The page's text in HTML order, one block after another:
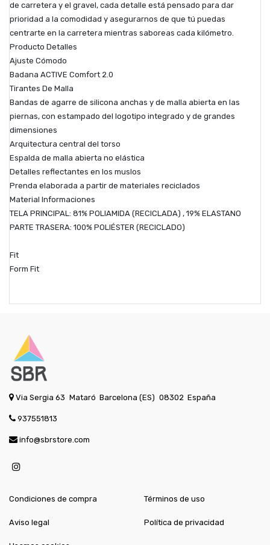
de carretera y el gravel, cada detalle está pensado para dar
prioridad a la comodidad y asegurarnos de que tú puedas
centrarte en la carretera mientras saboreas cada kilómetro.
Producto Detalles
Ajuste Cómodo
Badana ACTIVE Comfort 2.0
Tirantes De Malla
Bandas de agarre de silicona anchas y de malla abierta en las
piernas, con estampado del logotipo integrado y de grandes
dimensiones
Arquitectura central del torso
Espalda de malla abierta no elástica
Detalles reflectantes en los muslos
Prenda elaborada a partir de materiales reciclados
Material Informaciones
TELA PRINCIPAL: 81% POLIAMIDA (RECICLADA) , 19% ELASTANO
PARTE TRASERA: 100% POLIÉSTER (RECICLADO)
Fit
Form Fit
Via Sergia 63 Mataró Barcelona (ES) 08302 España
937551813
info@sbrstore.com
Condiciones de compra
Aviso legal
Términos de uso
Política de privacidad